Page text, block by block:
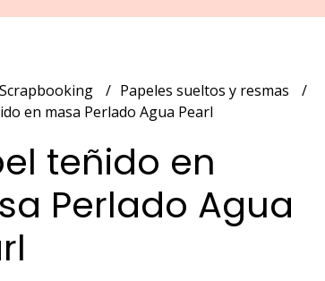
Scrapbooking
Papeles sueltos y resmas
en masa Perlado Agua Pearl
teñido en
Perlado Agua